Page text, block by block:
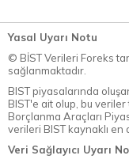
Yasal Uyarı Notu
© BİST Verileri Foreks
sağlanmaktadır.
BIST piyasalarında
BIST'e ait olup, bu
Borçlanma Araçları
verileri BIST kaynaklı
Veri Sağlayıcı Uyarı